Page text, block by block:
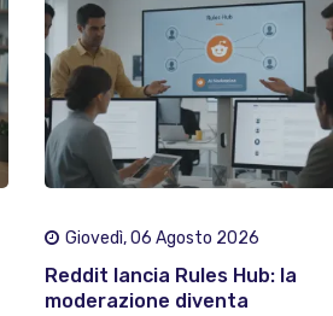
Giovedì, 06 Agosto 2026
Reddit lancia Rules Hub: la
moderazione diventa